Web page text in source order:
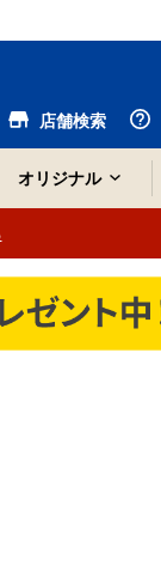
店舗検索
オリジナル